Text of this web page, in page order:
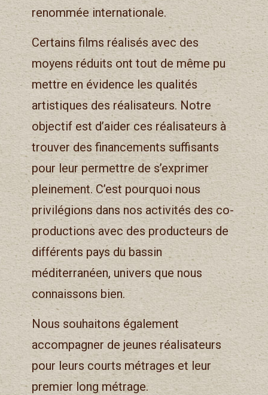
renommée internationale.
Certains films réalisés avec des
moyens réduits ont tout de même pu
mettre en évidence les qualités
artistiques des réalisateurs. Notre
objectif est d’aider ces réalisateurs à
trouver des financements suffisants
pour leur permettre de s’exprimer
pleinement. C’est pourquoi nous
privilégions dans nos activités des co-
productions avec des producteurs de
différents pays du bassin
méditerranéen, univers que nous
connaissons bien.
Nous souhaitons également
accompagner de jeunes réalisateurs
pour leurs courts métrages et leur
premier long métrage.